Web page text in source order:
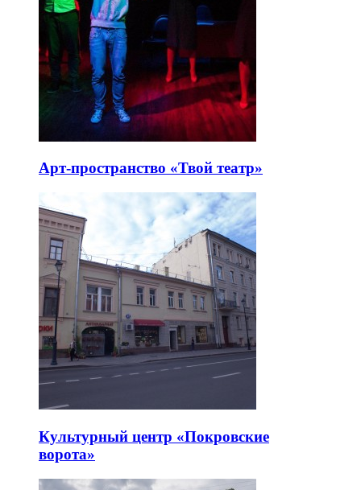
Арт-пространство «Твой театр»
Культурный центр «Покровские
ворота»